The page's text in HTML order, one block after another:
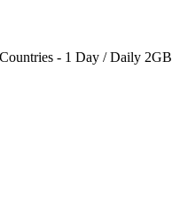
- 1 Day / Daily 2GB